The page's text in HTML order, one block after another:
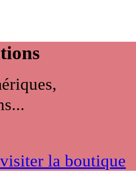
visiter la boutique